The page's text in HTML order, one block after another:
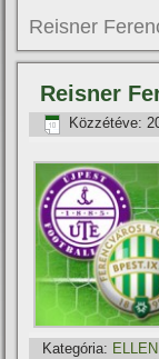
Reisner
Reisner
Közzétéve:
Kategória: